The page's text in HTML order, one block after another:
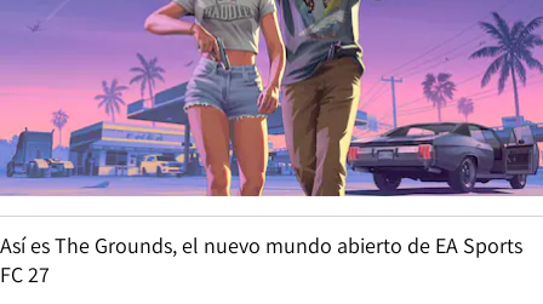
Así es The Grounds, el nuevo mundo abierto de EA Sports
FC 27